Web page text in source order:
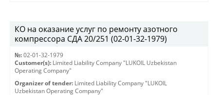
КО на оказание услуг по ремонту азотного
компрессора СДА 20/251 (02-01-32-1979)
№: 02-01-32-1979
Customer(s): Limited Liability Company "LUKOIL Uzbekistan
Operating Company"
Organizer of tender: Limited Liability Company "LUKOIL
Uzbekistan Operating Company"